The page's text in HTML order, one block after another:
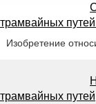
трамвайных
Изобретение
трамвайных путей